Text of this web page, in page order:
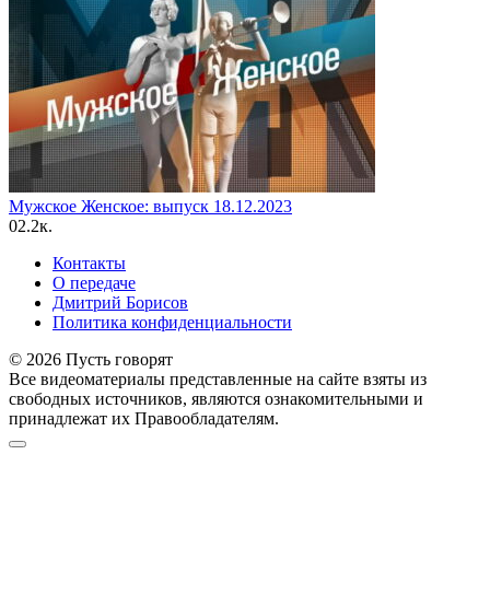
Мужское Женское: выпуск 18.12.2023
02.2к.
Контакты
О передаче
Дмитрий Борисов
Политика конфиденциальности
© 2026 Пусть говорят
Все видеоматериалы представленные на сайте взяты из
свободных источников, являются ознакомительными и
принадлежат их Правообладателям.